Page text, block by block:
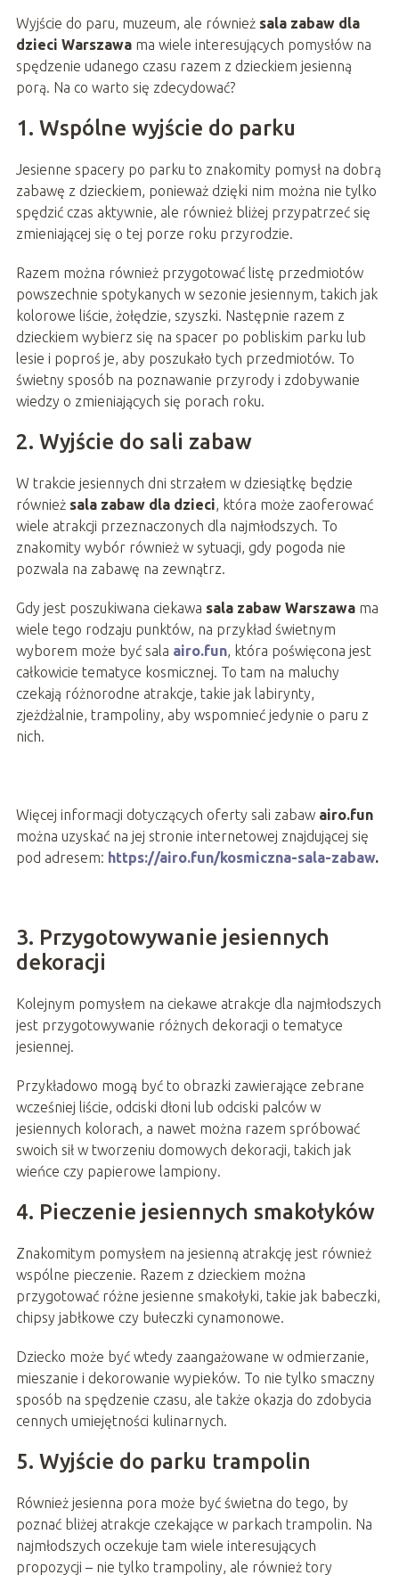
Wyjście do paru, muzeum, ale również sala zabaw dla
dzieci Warszawama wiele interesujących pomysłów na
spędzenie udanego czasu razem z dzieckiem jesienną
porą. Na co warto się zdecydować?
1. Wspólne wyjście do parku
Jesienne spacery po parku to znakomity pomysł na dobrą
zabawę z dzieckiem, ponieważ dzięki nim można nie tylko
spędzić czas aktywnie, ale również bliżej przypatrzeć się
zmieniającej się o tej porze roku przyrodzie.
Razem można również przygotować listę przedmiotów
powszechnie spotykanych w sezonie jesiennym, takich jak
kolorowe liście, żołędzie, szyszki. Następnie razem z
dzieckiem wybierz się na spacer po pobliskim parku lub
lesie i poproś je, aby poszukało tych przedmiotów. To
świetny sposób na poznawanie przyrody i zdobywanie
wiedzy o zmieniających się porach roku.
2. Wyjście do sali zabaw
W trakcie jesiennych dni strzałem w dziesiątkę będzie
również sala zabaw dla dzieci, która może zaoferować
wiele atrakcji przeznaczonych dla najmłodszych. To
znakomity wybór również w sytuacji, gdy pogoda nie
pozwala na zabawę na zewnątrz.
Gdy jest poszukiwana ciekawa sala zabaw Warszawama
wiele tego rodzaju punktów, na przykład świetnym
wyborem może być sala airo.fun, która poświęcona jest
całkowicie tematyce kosmicznej. To tam na maluchy
czekają różnorodne atrakcje, takie jak labirynty,
zjeżdżalnie, trampoliny, aby wspomnieć jedynie o paru z
nich.
Więcej informacji dotyczących oferty sali zabaw airo.fun
można uzyskać na jej stronie internetowej znajdującej się
pod adresem: https://airo.fun/kosmiczna-sala-zabaw.
3. Przygotowywanie jesiennych
dekoracji
Kolejnym pomysłem na ciekawe atrakcje dla najmłodszych
jest przygotowywanie różnych dekoracji o tematyce
jesiennej.
Przykładowo mogą być to obrazki zawierające zebrane
wcześniej liście, odciski dłoni lub odciski palców w
jesiennych kolorach, a nawet można razem spróbować
swoich sił w tworzeniu domowych dekoracji, takich jak
wieńce czy papierowe lampiony.
4. Pieczenie jesiennych smakołyków
Znakomitym pomysłem na jesienną atrakcję jest również
wspólne pieczenie. Razem z dzieckiem można
przygotować różne jesienne smakołyki, takie jak babeczki,
chipsy jabłkowe czy bułeczki cynamonowe.
Dziecko może być wtedy zaangażowane w odmierzanie,
mieszanie i dekorowanie wypieków. To nie tylko smaczny
sposób na spędzenie czasu, ale także okazja do zdobycia
cennych umiejętności kulinarnych.
5. Wyjście do parku trampolin
Również jesienna pora może być świetna do tego, by
poznać bliżej atrakcje czekające w parkach trampolin. Na
najmłodszych oczekuje tam wiele interesujących
propozycji – nie tylko trampoliny, ale również tory